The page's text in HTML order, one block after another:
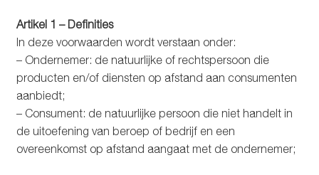
Waterfles met filter
Aluminium drinkfles
Glazen drinkfles
RVS drinkfles
Artikel 1 – Definities
In deze voorwaarden wordt verstaan onder:
– Ondernemer: de natuurlijke of rechtspersoon die
producten en/of diensten op afstand aan consumenten
aanbiedt;
– Consument: de natuurlijke persoon die niet handelt in
de uitoefening van beroep of bedrijf en een
overeenkomst op afstand aangaat met de ondernemer;